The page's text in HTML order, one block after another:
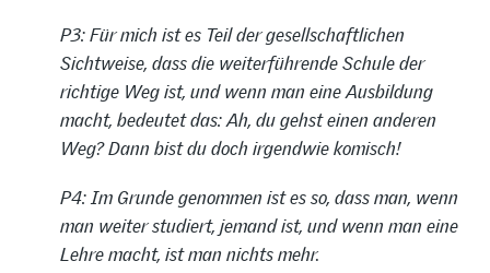
P3: Für mich ist es Teil der gesellschaftlichen
Sichtweise, dass die weiterführende Schule der
richtige Weg ist, und wenn man eine Ausbildung
macht, bedeutet das: Ah, du gehst einen anderen
Weg? Dann bist du doch irgendwie komisch!
P4: Im Grunde genommen ist es so, dass man, wenn
man weiter studiert, jemand ist, und wenn man eine
Lehre macht, ist man nichts mehr.